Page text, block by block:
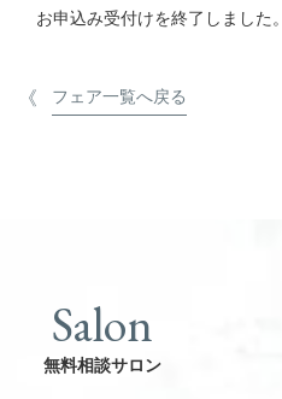
お申込み受付けを終了しました。
フェア一覧へ戻る
Salon
無料相談サロン